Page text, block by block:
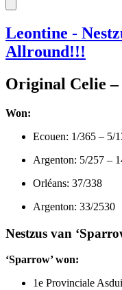
Leontine -
Allround!!!
Original Celie
Won:
Ecouen: 1/365 – 5/
Argenton: 5/257 –
Orléans: 37/338
Argenton: 33/2530
Nestzus van
‘Sparrow’ won:
1e Provinciale